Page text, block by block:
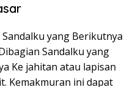
yang Berikutnya
Sandalku yang
Ke jahitan atau lapisan
Kemakmuran ini dapat